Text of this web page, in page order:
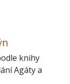
knihy
Agáty a